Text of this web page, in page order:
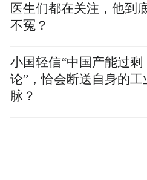
发李斯特菌脑炎。
生熟分
医生们都在关注，他到
不冤？
小国轻信“中国产能过剩
论”，恰会断送自身的工
脉？